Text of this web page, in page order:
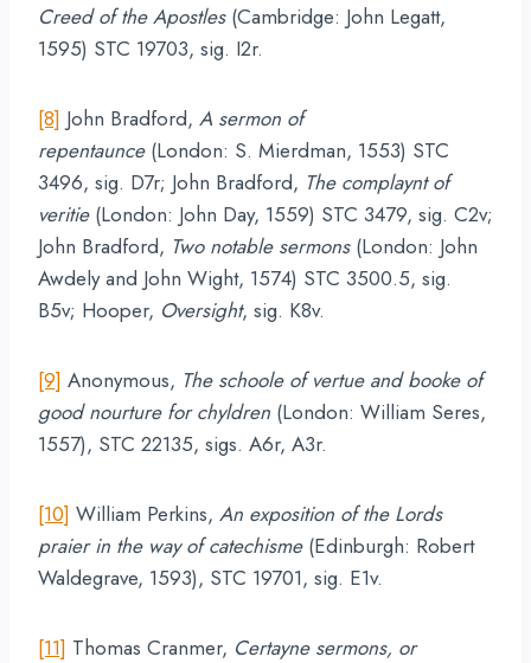
Creed of the Apostles(Cambridge: John Legatt,
1595) STC 19703, sig. I2r.
[8] John Bradford, A sermon of
repentaunce(London: S. Mierdman, 1553) STC
3496, sig. D7r; John Bradford, The complaynt of
veritie(London: John Day, 1559) STC 3479, sig. C2v;
John Bradford, Two notable sermons(London: John
Awdely and John Wight, 1574) STC 3500.5, sig.
B5v; Hooper, Oversight, sig. K8v.
[9] Anonymous, The schoole of vertue and booke of
good nourture for chyldren (London: William Seres,
1557), STC 22135, sigs. A6r, A3r.
[10] William Perkins, An exposition of the Lords
praier in the way of catechisme(Edinburgh: Robert
Waldegrave, 1593), STC 19701, sig. E1v.
[11] Thomas Cranmer, Certayne sermons, or